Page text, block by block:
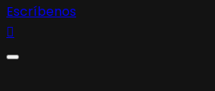
Escríbenos